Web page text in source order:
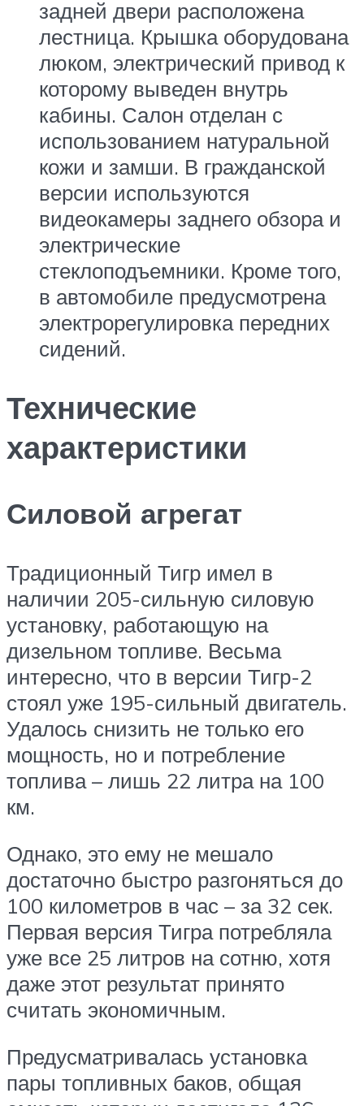
задней двери расположена
лестница. Крышка оборудована
люком, электрический привод к
которому выведен внутрь
кабины. Салон отделан с
использованием натуральной
кожи и замши. В гражданской
версии используются
видеокамеры заднего обзора и
электрические
стеклоподъемники. Кроме того,
в автомобиле предусмотрена
электрорегулировка передних
сидений.
Технические
характеристики
Силовой агрегат
Традиционный Тигр имел в
наличии 205-сильную силовую
установку, работающую на
дизельном топливе. Весьма
интересно, что в версии Тигр-2
стоял уже 195-сильный двигатель.
Удалось снизить не только его
мощность, но и потребление
топлива – лишь 22 литра на 100
км.
Однако, это ему не мешало
достаточно быстро разгоняться до
100 километров в час – за 32 сек.
Первая версия Тигра потребляла
уже все 25 литров на сотню, хотя
даже этот результат принято
считать экономичным.
Предусматривалась установка
пары топливных баков, общая